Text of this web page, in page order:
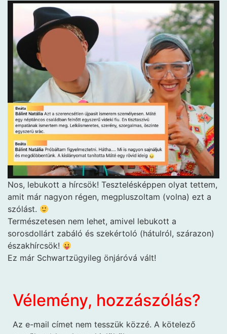
Nos, lebukott a hírcsök! Tesztelésképpen olyat tettem,
amit már nagyon régen, megpluszoltam (volna) ezt a
szólást.
Természetesen nem lehet, amivel lebukott a
sorosdollárt zabáló és szekértoló (hátulról, szárazon)
északhírcsök!
Ez már Schwartzügyileg önjáróvá vált!
Vélemény, hozzászólás?
Az e-mail címet nem tesszük közzé. A kötelező